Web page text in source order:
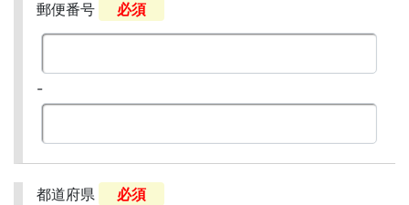
郵便番号 必須
-
都道府県 必須